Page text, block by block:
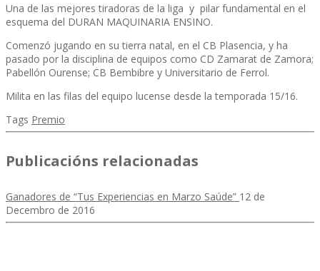
Una de las mejores tiradoras de la liga y pilar fundamental en el
esquema del DURAN MAQUINARIA ENSINO.
Comenzó jugando en su tierra natal, en el CB Plasencia, y ha
pasado por la disciplina de equipos como CD Zamarat de Zamora;
Pabellón Ourense; CB Bembibre y Universitario de Ferrol.
Milita en las filas del equipo lucense desde la temporada 15/16.
Tags Premio
Publicacións relacionadas
Ganadores de “Tus Experiencias en Marzo Saúde” 12 de
Decembro de 2016